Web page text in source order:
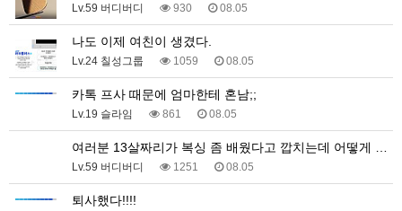
Lv.59 버디버디 930 08.05
나도 이제 여친이 생겼다.
Lv.24 칠성그룹 1059 08.05
카톡 프사 때문에 엄마한테 혼남;;
Lv.19 슬라임 861 08.05
여러분 13살짜리가 복싱 좀 배웠다고 깝치는데 어떻게 …
Lv.59 버디버디 1251 08.05
퇴사했다!!!!